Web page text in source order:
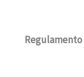
Regulamento